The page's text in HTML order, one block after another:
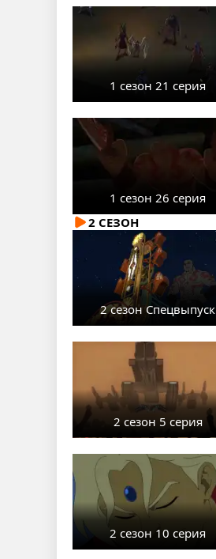
1 сезон 21 серия
1 сезон 26 серия
2 СЕЗОН
2 сезон Спецвыпуск
2 сезон 5 серия
2 сезон 10 серия